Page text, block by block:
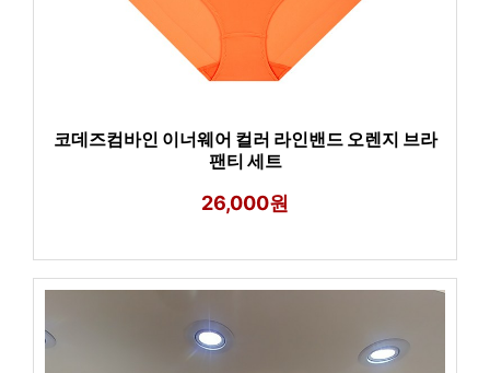
코데즈컴바인 이너웨어 컬러 라인밴드 오렌지 브라
팬티 세트
26,000원